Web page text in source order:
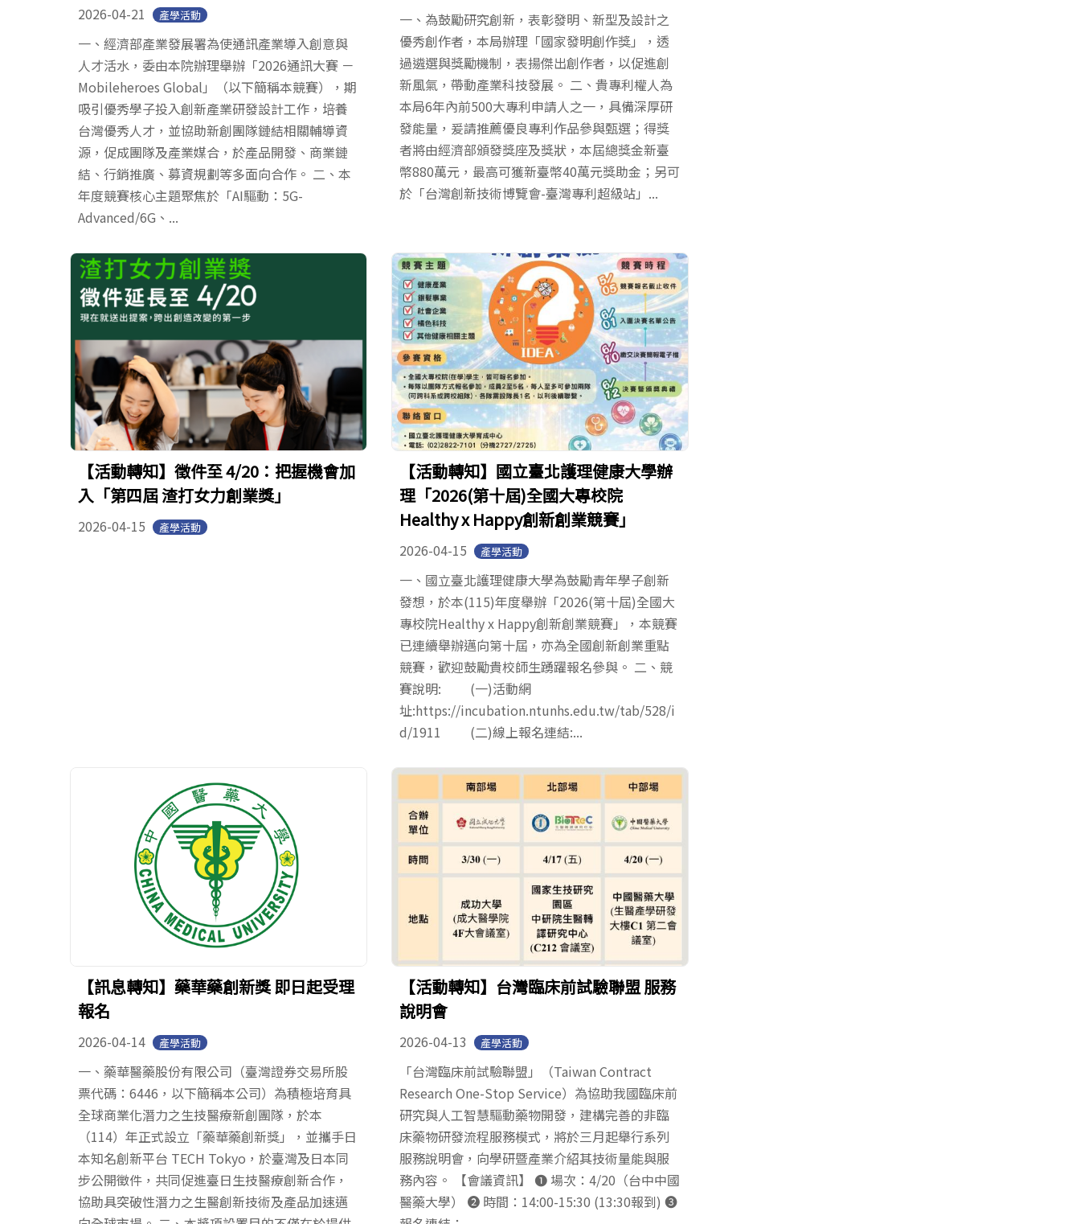
2026-04-21 產學活動
一、經濟部產業發展署為使通訊產業導入創意與
人才活水，委由本院辦理舉辦「2026通訊大賽 －
Mobileheroes Global」（以下簡稱本競賽），期
吸引優秀學子投入創新產業研發設計工作，培養
台灣優秀人才，並協助新創團隊鏈結相關輔導資
源，促成團隊及產業媒合，於產品開發、商業鏈
結、行銷推廣、募資規劃等多面向合作。 二、本
年度競賽核心主題聚焦於「AI驅動：5G-
Advanced/6G、...
一、為鼓勵研究創新，表彰發明、新型及設計之
優秀創作者，本局辦理「國家發明創作獎」，透
過遴選與獎勵機制，表揚傑出創作者，以促進創
新風氣，帶動產業科技發展。 二、貴專利權人為
本局6年內前500大專利申請人之一，具備深厚研
發能量，爰請推薦優良專利作品參與甄選；得獎
者將由經濟部頒發獎座及獎狀，本屆總獎金新臺
幣880萬元，最高可獲新臺幣40萬元獎助金；另可
於「台灣創新技術博覽會-臺灣專利超級站」...
【活動轉知】徵件至 4/20：把握機會加
入「第四屆 渣打女力創業獎」
2026-04-15 產學活動
【活動轉知】國立臺北護理健康大學辦
理「2026(第十屆)全國大專校院
Healthy x Happy創新創業競賽」
2026-04-15 產學活動
一、國立臺北護理健康大學為鼓勵青年學子創新
發想，於本(115)年度舉辦「2026(第十屆)全國大
專校院Healthy x Happy創新創業競賽」，本競賽
已連續舉辦邁向第十屆，亦為全國創新創業重點
競賽，歡迎鼓勵貴校師生踴躍報名參與。 二、競
賽說明: (一)活動網
址:https://incubation.ntunhs.edu.tw/tab/528/i
d/1911 (二)線上報名連結:...
【訊息轉知】藥華藥創新獎 即日起受理
報名
2026-04-14 產學活動
一、藥華醫藥股份有限公司（臺灣證券交易所股
票代碼：6446，以下簡稱本公司）為積極培育具
全球商業化潛力之生技醫療新創團隊，於本
（114）年正式設立「藥華藥創新獎」，並攜手日
本知名創新平台 TECH Tokyo，於臺灣及日本同
步公開徵件，共同促進臺日生技醫療創新合作，
協助具突破性潛力之生醫創新技術及產品加速邁
【活動轉知】台灣臨床前試驗聯盟 服務
說明會
2026-04-13 產學活動
「台灣臨床前試驗聯盟」（Taiwan Contract
Research One-Stop Service）為協助我國臨床前
研究與人工智慧驅動藥物開發，建構完善的非臨
床藥物研發流程服務模式，將於三月起舉行系列
服務說明會，向學研暨產業介紹其技術量能與服
務內容。 【會議資訊】 ❶ 場次：4/20（台中中國
醫藥大學） ❷ 時間：14:00-15:30 (13:30報到) ❸